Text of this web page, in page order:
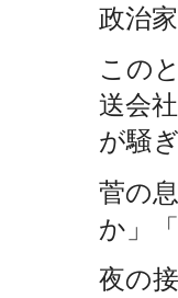
政治
この
送会
が騒
菅の
か」
夜の